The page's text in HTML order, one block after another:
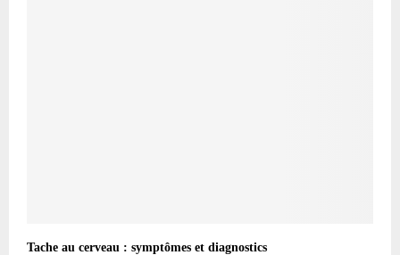
Tache au cerveau : symptômes et diagnostics